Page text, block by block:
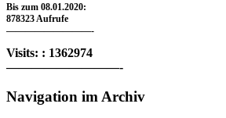
Bis zum 08.01.2020:
878323 Aufrufe
—————————-
Visits: : 1362974
—————————-
Navigation im Archiv